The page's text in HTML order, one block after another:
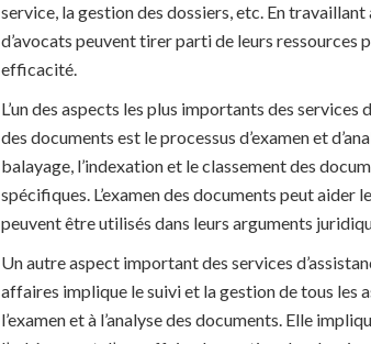
service, la gestion des dossiers, etc. En
d’avocats peuvent tirer parti de leurs ressources
efficacité.
L’un des aspects les plus importants des services
des documents est le processus d’examen et
balayage, l’indexation et le classement des
spécifiques. L’examen des documents peut
peuvent être utilisés dans leurs arguments
Un autre aspect important des services
affaires implique le suivi et la gestion de tous les
l’examen et à l’analyse des documents. Elle